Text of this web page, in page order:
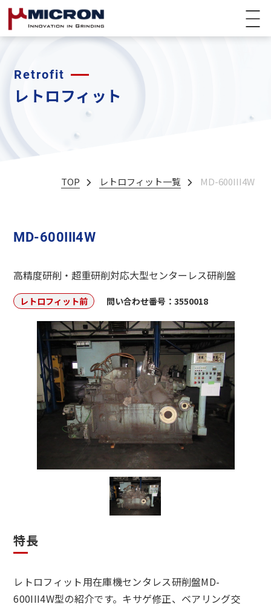
Retrofit
レトロフィット
TOP レトロフィット一覧 MD-600III4W
MD-600III4W
高精度研削・超重研削対応大型センターレス研削盤
レトロフィット前 問い合わせ番号：3550018
特長
レトロフィット用在庫機センタレス研削盤MD-
600III4W型の紹介です。キサゲ修正、ベアリング交